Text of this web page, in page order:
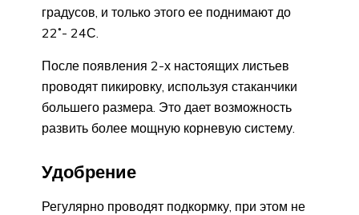
градусов, и только этого ее поднимают до
22˚- 24С.
После появления 2-х настоящих листьев
проводят пикировку, используя стаканчики
большего размера. Это дает возможность
развить более мощную корневую систему.
Удобрение
Регулярно проводят подкормку, при этом не